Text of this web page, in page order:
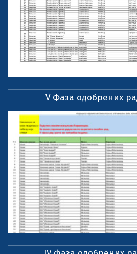
V Фаза одобрених